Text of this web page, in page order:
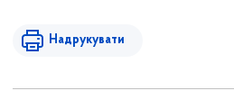
Надрукувати